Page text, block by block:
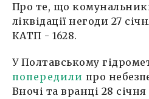
Про те, що
ліквідації негоди 27
КАТП - 1628.
У Полтавському
попередили про
Вночі та вранці 28